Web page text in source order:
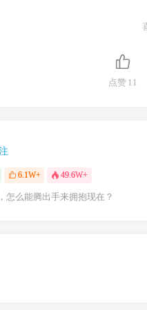
点赞 11
6.1W+ 49.6W+
怎么能腾出手来拥抱现在？